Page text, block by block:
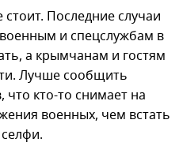
Последние случаи
и спецслужбам в
а крымчанам и гостям
Лучше сообщить
что кто-то снимает на
военных, чем встать